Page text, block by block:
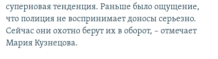
суперновая тенденция. Раньше было ощущение,
что полиция не воспринимает доносы серьезно.
Сейчас они охотно берут их в оборот, – отмечает
Мария Кузнецова.